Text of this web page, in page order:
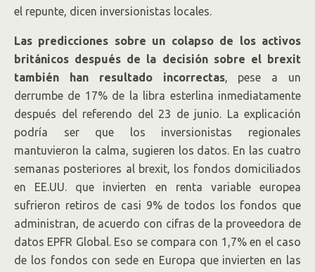
el repunte, dicen inversionistas locales.
Las predicciones sobre un colapso de los activos
británicos después de la decisión sobre el brexit
también han resultado incorrectas, pese a un
derrumbe de 17% de la libra esterlina inmediatamente
después del referendo del 23 de junio. La explicación
podría ser que los inversionistas regionales
mantuvieron la calma, sugieren los datos. En las cuatro
semanas posteriores al brexit, los fondos domiciliados
en EE.UU. que invierten en renta variable europea
sufrieron retiros de casi 9% de todos los fondos que
administran, de acuerdo con cifras de la proveedora de
datos EPFR Global. Eso se compara con 1,7% en el caso
de los fondos con sede en Europa que invierten en las